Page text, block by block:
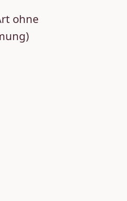
ohne